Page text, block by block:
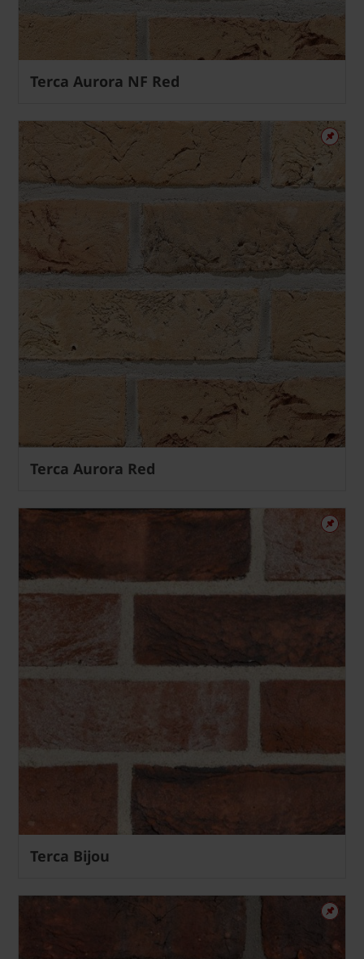
Terca Aurora NF Red
Terca Aurora Red
Terca Bijou